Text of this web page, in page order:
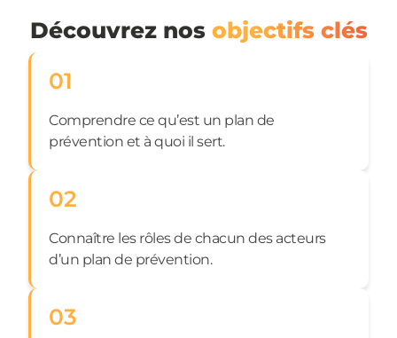
Découvrez nos objectifs clés
01
Comprendre ce qu’est un plan de
prévention et à quoi il sert.
02
Connaître les rôles de chacun des acteurs
d’un plan de prévention.
03